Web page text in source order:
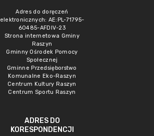
Adres do doręczeń
elektronicznych: AE:PL-71795-
60485-AFDIV-23
Strona internetowa Gminy
Raszyn
Gminny Ośrodek Pomocy
Społecznej
Gminne Przedsięborstwo
Komunalne Eko-Raszyn
Centrum Kultury Raszyn
Centrum Sportu Raszyn
ADRES DO
KORESPONDENCJI